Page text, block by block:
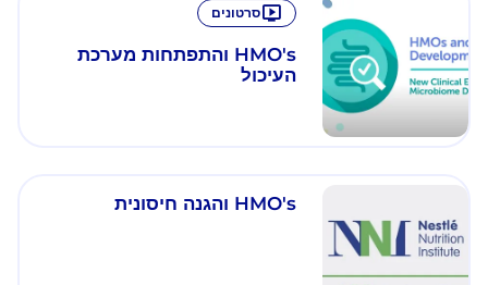
סרטונים
HMO's והתפתחות מערכת
העיכול
HMO's והגנה חיסונית